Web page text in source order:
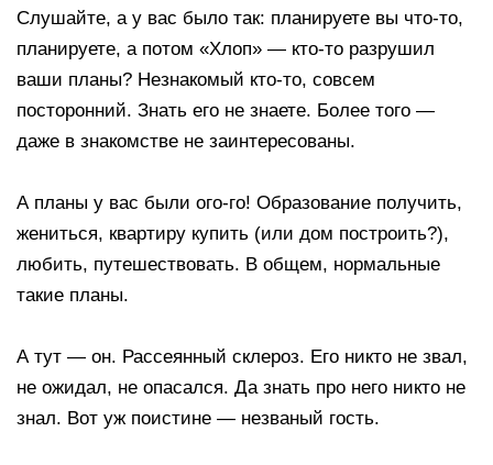
Слушайте, а у вас было так: планируете вы что-то,
планируете, а потом «Хлоп» — кто-то разрушил
ваши планы? Незнакомый кто-то, совсем
посторонний. Знать его не знаете. Более того —
даже в знакомстве не заинтересованы.
А планы у вас были ого-го! Образование получить,
жениться, квартиру купить (или дом построить?),
любить, путешествовать. В общем, нормальные
такие планы.
А тут — он. Рассеянный склероз. Его никто не звал,
не ожидал, не опасался. Да знать про него никто не
знал. Вот уж поистине — незваный гость.